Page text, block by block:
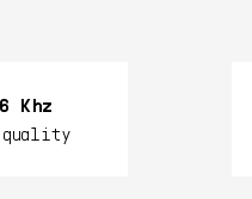
Khz
quality